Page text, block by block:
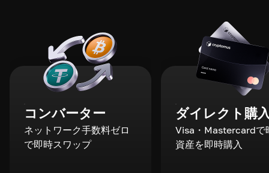
コンバーター
ネットワーク手数料ゼロ
で即時スワップ
ダイレクト購
Visa・Mastercardで
資産を即時購入